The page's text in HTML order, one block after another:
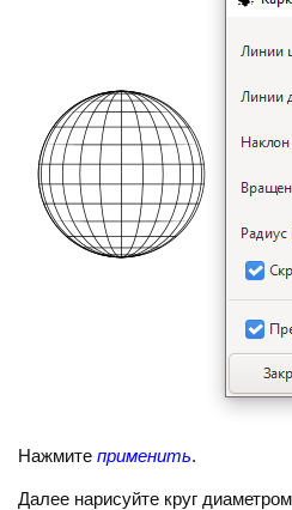
Нажмитеприменить.
Далее нарисуйте круг